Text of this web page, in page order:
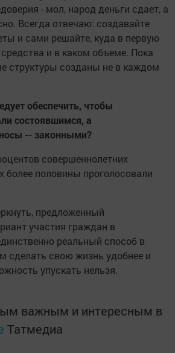
- мол, народ деньги сдает, а
Всегда отвечаю: создавайте
и сами решайте, куда в первую
и в каком объеме. Пока
структуры созданы не в каждом
обеспечить, чтобы
состоявшимся, а
-- законными?
совершеннолетних
более половины проголосовали
предложенный
участия граждан в
реальный способ в
сделать свою жизнь удобнее и
упускать нельзя.
важным и интересным в
Татмедиа